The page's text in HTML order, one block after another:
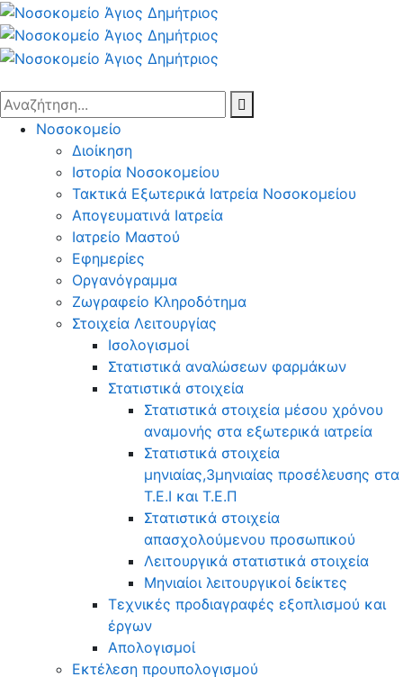
Νοσοκομείο
Διοίκηση
Ιστορία Νοσοκομείου
Τακτικά Εξωτερικά Ιατρεία Νοσοκομείου
Απογευματινά Ιατρεία
Ιατρείο Μαστού
Εφημερίες
Οργανόγραμμα
Ζωγραφείο Κληροδότημα
Στοιχεία Λειτουργίας
Ισολογισμοί
Στατιστικά αναλώσεων φαρμάκων
Στατιστικά στοιχεία
Στατιστικά στοιχεία μέσου χρόνου
αναμονής στα εξωτερικά ιατρεία
Στατιστικά στοιχεία
μηνιαίας,3μηνιαίας προσέλευσης στα
Τ.Ε.Ι και Τ.Ε.Π
Στατιστικά στοιχεία
απασχολούμενου προσωπικού
Λειτουργικά στατιστικά στοιχεία
Μηνιαίοι λειτουργικοί δείκτες
Τεχνικές προδιαγραφές εξοπλισμού και
έργων
Απολογισμοί
Εκτέλεση προυπολογισμού